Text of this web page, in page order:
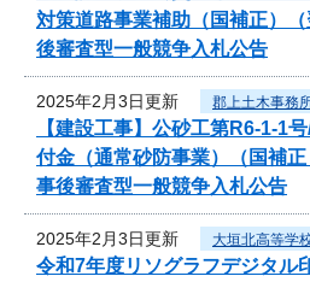
対策道路事業補助（国補正）
後審査型一般競争入札公告
2025年2月3日更新 郡上土木事務
【建設工事】公砂工第R6-1-1
付金（通常砂防事業）（国補
事後審査型一般競争入札公告
2025年2月3日更新 大垣北高等学
令和7年度リソグラフデジタル